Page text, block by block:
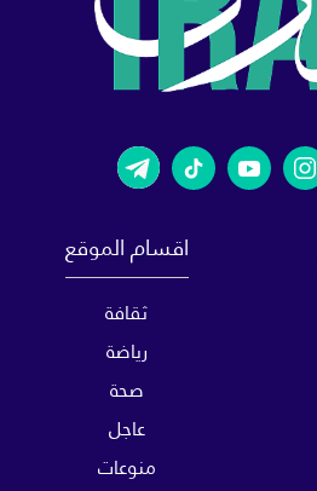
اقسام الموقع
ثقافة
رياضة
صحة
عاجل
منوعات